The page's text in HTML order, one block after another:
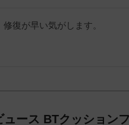
復が早い気がします。
ュース BTクッション